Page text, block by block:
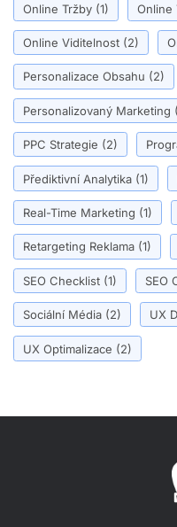
Online Tržby (1) Online
Online Viditelnost (2)
Personalizace Obsahu (2)
Personalizovaný Marketing
PPC Strategie (2)
Přediktivní Analytika (1)
Real-Time Marketing (1)
Retargeting Reklama (1)
SEO Checklist (1) SEO
Sociální Média (2) UX
UX Optimalizace (2)